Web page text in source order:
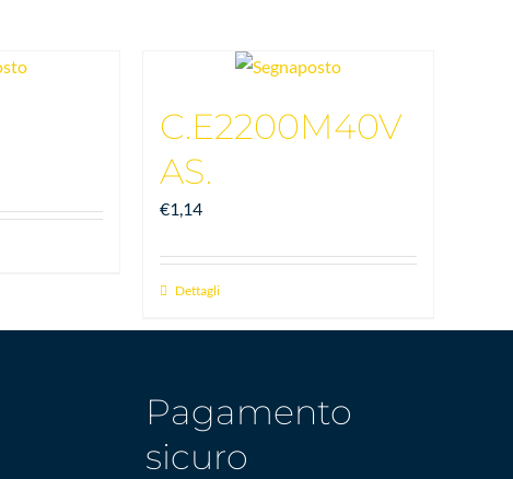
C.E2200M40V
AS.
€1,14
Dettagli
Pagamento
sicuro